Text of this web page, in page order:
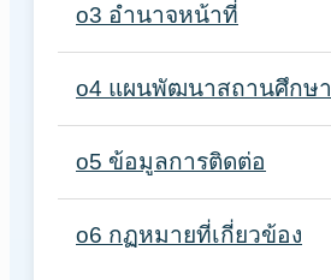
o3 อำนาจหน้าที่
o4 แผนพัฒนาสถานศึกษา
o5 ข้อมูลการติดต่อ
o6 กฏหมายที่เกี่ยวข้อง